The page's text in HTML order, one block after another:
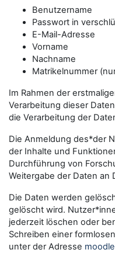
Benutzername
Passwort in
E-Mail-Adresse
Vorname
Nachname
Matrikelnummer
Im Rahmen der
Verarbeitung dieser
die Verarbeitung der
Die Anmeldung des*der
der Inhalte und
Durchführung von
Weitergabe der Daten an
Die Daten werden
gelöscht wird.
jederzeit löschen oder
Schreiben einer
unter der Adresse